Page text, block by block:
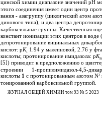
цинской химии диапазоне значений pH
этого соединения имеет один центр
вания - азагруппу (циклический атом
динового типа), и два центра
карбоксильные группы. Качественная
констант ионизации этих центров в воде
депротонирование вицинальных
кислот: pK1
1.94 у малеиновой, 2.76 у
кислоты; протонирование имидазола: pK
[5]) приводит к предположению о
строении
1-пропилимидазол-4,5-
кислоты 1 с протонированным азотом N3
тонированной карбоксильной группой.
ЖУРНАЛ ОБЩЕЙ ХИМИИ том 93 № 5 2023